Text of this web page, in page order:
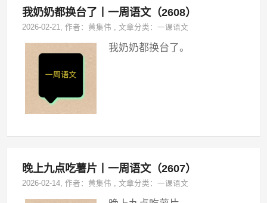
我奶奶都换台了丨一周语文（2608）
2026-02-21, 作者：黄集伟 ,文章分类：一课语文
我奶奶都换台了。
晚上九点吃薯片丨一周语文（2607）
2026-02-14, 作者：黄集伟 ,文章分类：一课语文